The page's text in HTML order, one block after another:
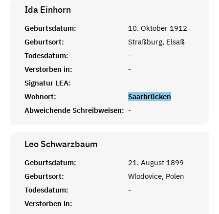
Ida Einhorn
Geburtsdatum:
10. Oktober 1912
Geburtsort:
Straßburg, Elsaß
Todesdatum:
-
Verstorben in:
-
Signatur LEA:
Wohnort:
Saarbrücken
Abweichende Schreibweisen: -
Leo Schwarzbaum
Geburtsdatum:
21. August 1899
Geburtsort:
Wlodovice, Polen
Todesdatum:
-
Verstorben in:
-